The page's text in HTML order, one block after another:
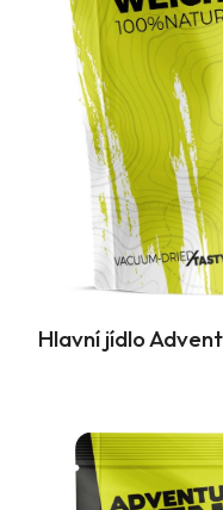
Hlavní jídlo